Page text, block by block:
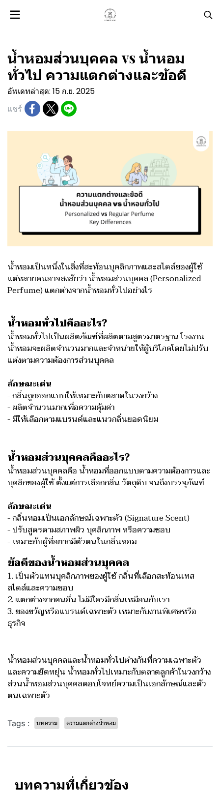
น้ำหอมส่วนบุคคล vs น้ำหอม
ทั่วไป ความแตกต่างและข้อดี
อัพเดทล่าสุด: 15 ก.ย. 2025
แชร์
น้ำหอมเป็นหนึ่งในสิ่งที่สะท้อนบุคลิกภาพและสไตล์ของผู้ใช้
แต่หลายคนอาจสงสัยว่า น้ำหอมส่วนบุคคล (Personalized
Perfume) แตกต่างจากน้ำหอมทั่วไปอย่างไร
น้ำหอมทั่วไปคืออะไร?
น้ำหอมทั่วไปเป็นผลิตภัณฑ์ที่ผลิตตามสูตรมาตรฐาน โรงงาน
น้ำหอมจะผลิตจำนวนมากและจำหน่ายให้ผู้บริโภคโดยไม่ปรับ
แต่งตามความต้องการส่วนบุคคล
ลักษณะเด่น
- กลิ่นถูกออกแบบให้เหมาะกับตลาดในวงกว้าง
- ผลิตจำนวนมากเพื่อความคุ้มค่า
- มีให้เลือกตามแบรนด์และแนวกลิ่นยอดนิยม
น้ำหอมส่วนบุคคลคืออะไร?
น้ำหอมส่วนบุคคลคือ น้ำหอมที่ออกแบบตามความต้องการและ
บุคลิกของผู้ใช้ ตั้งแต่การเลือกกลิ่น วัตถุดิบ จนถึงบรรจุภัณฑ์
ลักษณะเด่น
- กลิ่นหอมเป็นเอกลักษณ์เฉพาะตัว (Signature Scent)
- ปรับสูตรตามสภาพผิว บุคลิกภาพ หรือความชอบ
- เหมาะกับผู้ที่อยากมีตัวตนในกลิ่นหอม
ข้อดีของน้ำหอมส่วนบุคคล
1. เป็นตัวแทนบุคลิกภาพของผู้ใช้ กลิ่นที่เลือกสะท้อนเทส
สไตล์และความชอบ
2. แตกต่างจากคนอื่น ไม่มีใครมีกลิ่นเหมือนกับเรา
3. ของขวัญหรือแบรนด์เฉพาะตัว เหมาะกับงานพิเศษหรือ
ธุรกิจ
น้ำหอมส่วนบุคคลและน้ำหอมทั่วไปต่างกันที่ความเฉพาะตัว
และความยืดหยุ่น น้ำหอมทั่วไปเหมาะกับตลาดลูกค้าในวงกว้าง
ส่วนน้ำหอมส่วนบุคคลตอบโจทย์ความเป็นเอกลักษณ์และตัว
ตนเฉพาะตัว
Tags : บทความ ความแตกต่างน้ำหอม
บทความที่เกี่ยวข้อง